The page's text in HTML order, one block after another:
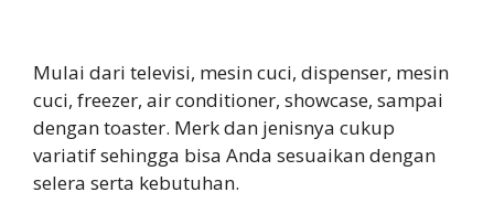
Mulai dari televisi, mesin cuci, dispenser, mesin
cuci, freezer, air conditioner, showcase, sampai
dengan toaster. Merk dan jenisnya cukup
variatif sehingga bisa Anda sesuaikan dengan
selera serta kebutuhan.